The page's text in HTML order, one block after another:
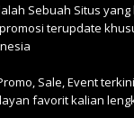
Sebuah Situs
terupdate
Sale, Event
favorit kalian